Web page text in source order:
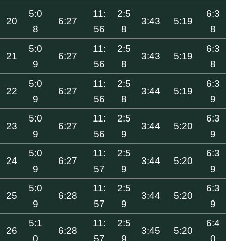
20
5:0
8
6:27
11:
56
2:5
8
3:43 5:19
6:3
8
21
5:0
9
6:27
11:
56
2:5
8
3:43 5:19
6:3
8
22
5:0
9
6:27
11:
56
2:5
8
3:44 5:19
6:3
9
23
5:0
9
6:27
11:
56
2:5
9
3:44 5:20
6:3
9
24
5:0
9
6:27
11:
57
2:5
9
3:44 5:20
6:3
9
25
5:0
9
6:28
11:
57
2:5
9
3:44 5:20
6:3
9
26
5:1
0
6:28
11:
57
2:5
9
3:45 5:20
6:4
0